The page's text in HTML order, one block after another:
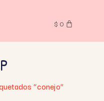
$ 0
“conejo”